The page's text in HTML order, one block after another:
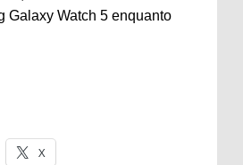
Galaxy Watch 5 enquanto
X